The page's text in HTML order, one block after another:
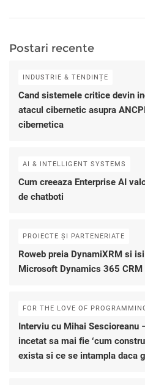
Postari recente
INDUSTRIE & TENDINȚE
Cand sistemele critice devin
atacul cibernetic asupra
cibernetica
AI & INTELLIGENT SYSTEMS
Cum creeaza Enterprise AI
de chatboti
PROIECTE ȘI PARTENERIATE
Roweb preia DynamiXRM si
Microsoft Dynamics 365 CRM
FOR THE LOVE OF
Interviu cu Mihai Sescioreanu
incetat sa mai fie ‘cum
exista si ce se intampla daca